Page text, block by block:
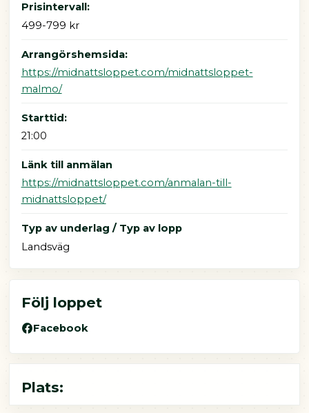
Prisintervall:
499-799 kr
Arrangörshemsida:
https://midnattsloppet.com/midnattsloppet-
malmo/
Starttid:
21:00
Länk till anmälan
https://midnattsloppet.com/anmalan-till-
midnattsloppet/
Typ av underlag / Typ av lopp
Landsväg
Följ loppet
Facebook
Plats: